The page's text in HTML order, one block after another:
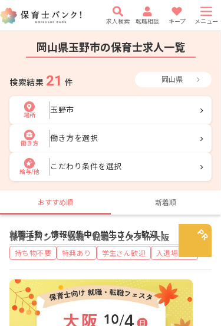
求人検索 転職相談 キープ メニュー
岡山県玉野市の保育士求人一覧
検索結果 21 件 岡山県
場所
玉野市
働き方
働き方を選択
給与/他
こだわり条件を選択
おすすめ順 新着順
保育士バンク！就職・転職フェスタ in 大阪
就職活動・情報収集中の学生さん大歓迎！
持ち物不要 特典あり 学生さん歓迎 入退場自由